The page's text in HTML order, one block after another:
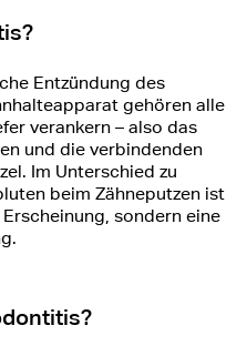
Entzündung des
gehören alle
verankern – also das
und die verbindenden
Im Unterschied zu
beim Zähneputzen ist
sondern eine